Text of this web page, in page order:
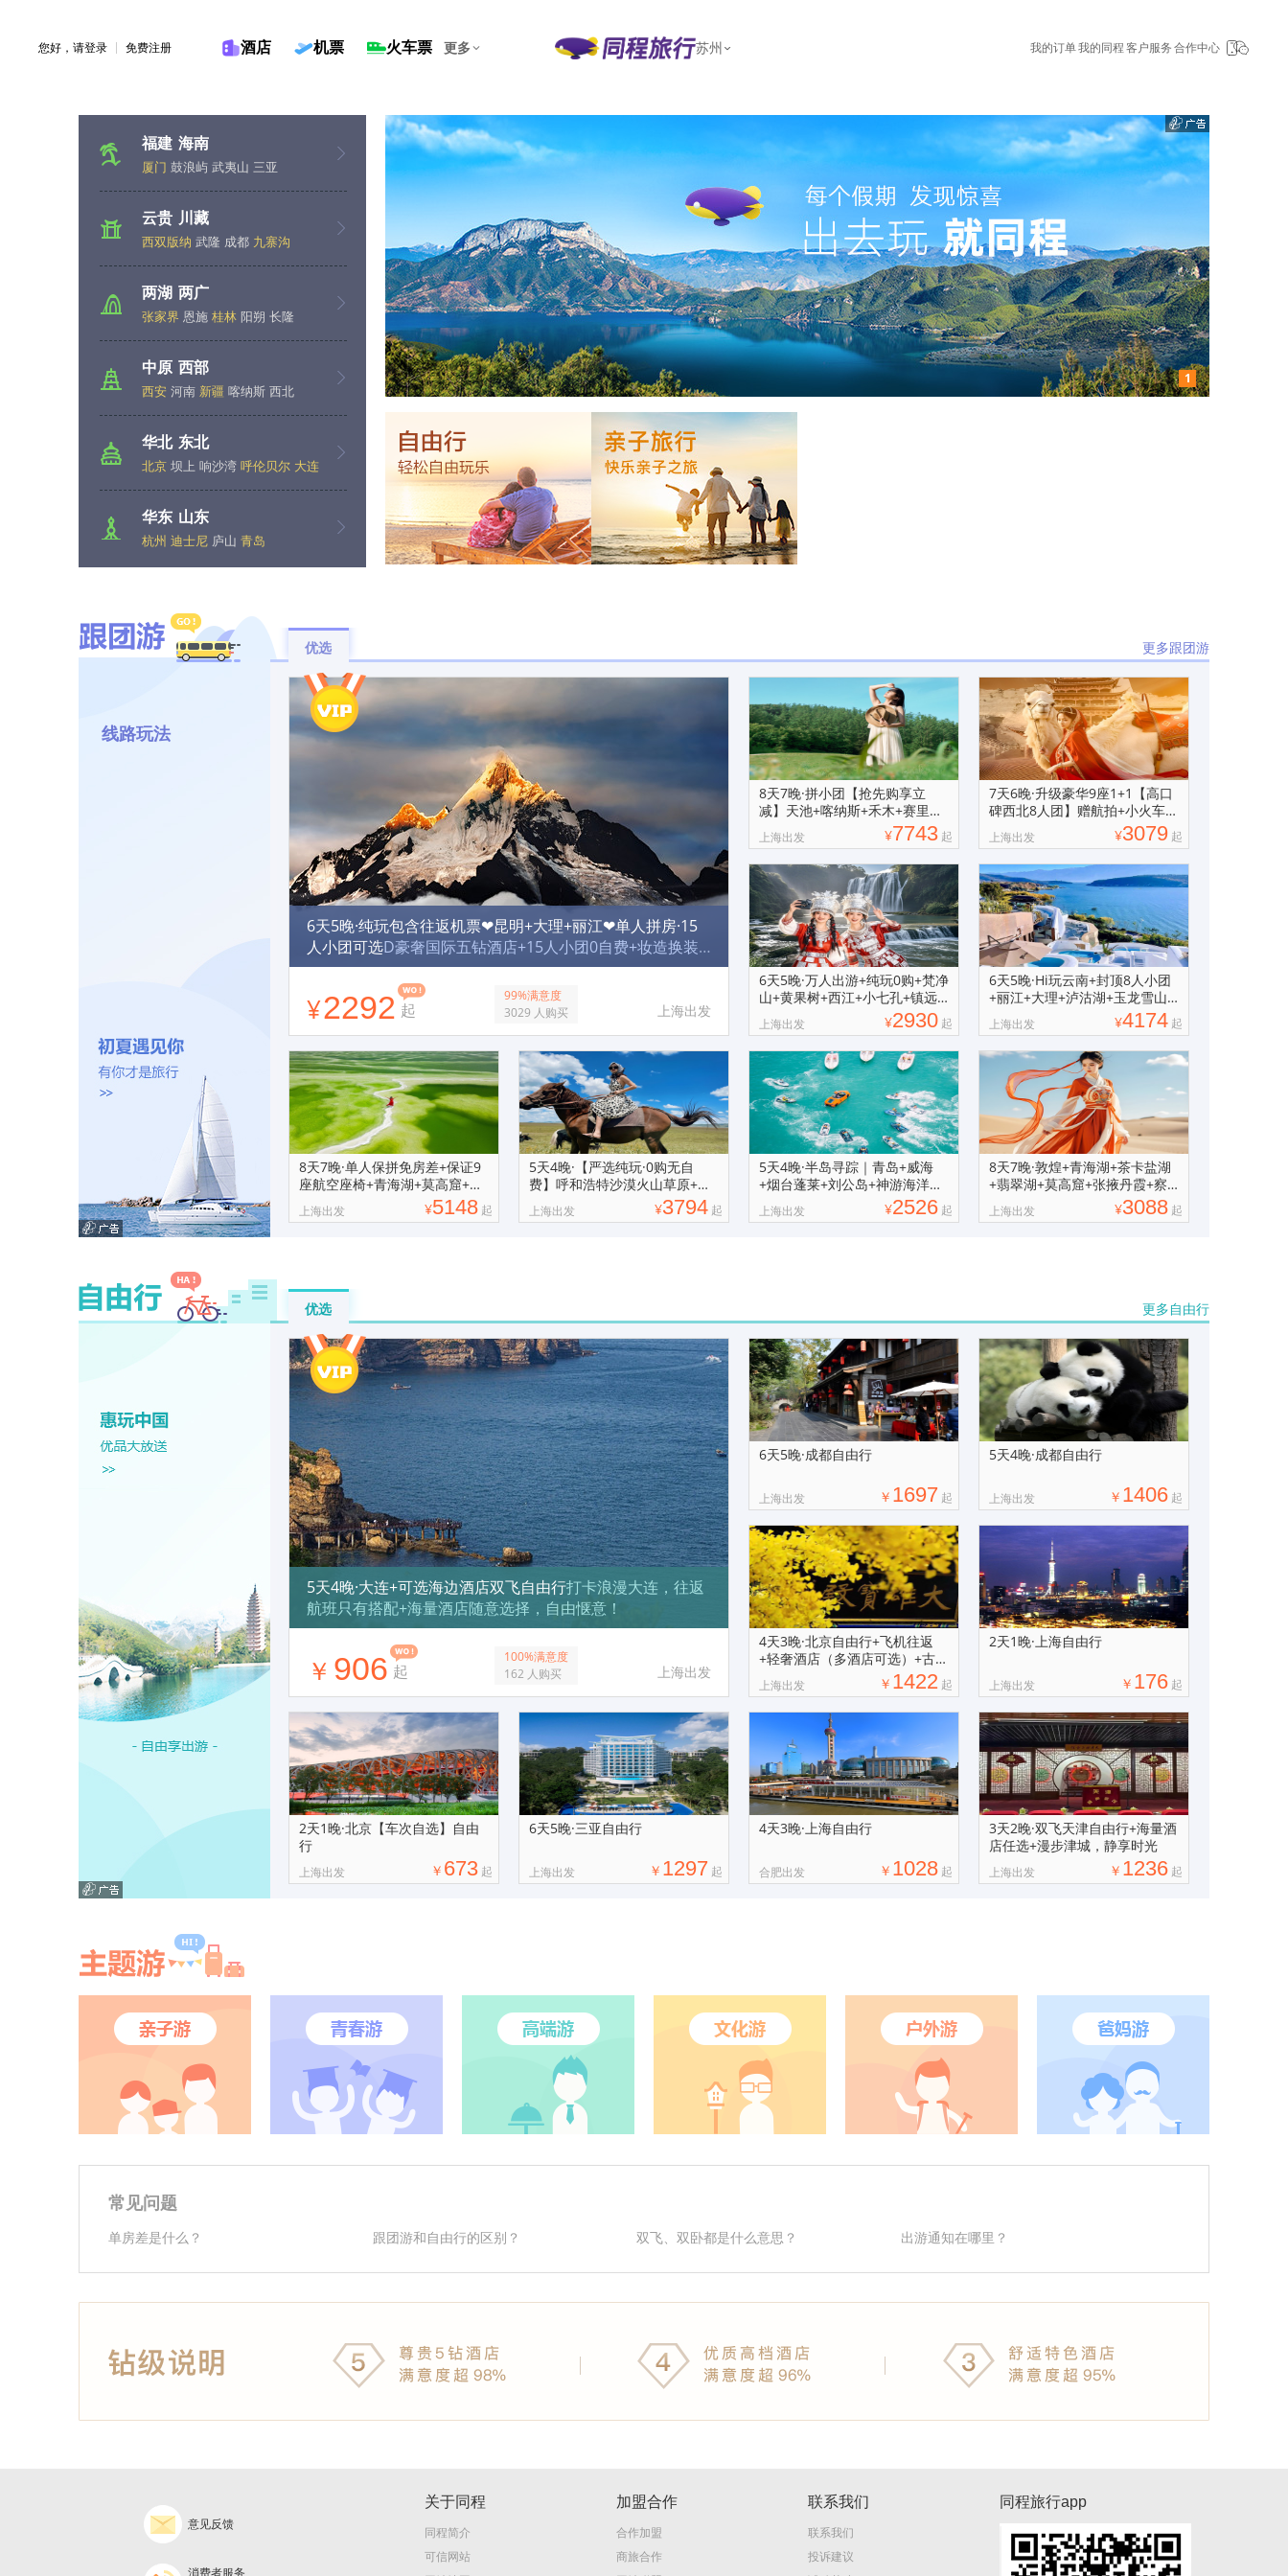
您好，请登录 免费注册 酒店 机票 火车票 更多 苏州 我的订单我的同程 客户服务 合作中心
福建 海南
厦门 鼓浪屿 武夷山 三亚
云贵 川藏
西双版纳 武隆 成都 九寨沟
两湖 两广
张家界 恩施 桂林 阳朔 长隆
中原 西部
西安 河南 新疆 喀纳斯 西北
华北 东北
北京 坝上 响沙湾 呼伦贝尔 大连
伊春 五大连池
华东 山东
杭州 迪士尼 庐山 青岛
1
优选 更多跟团游
线路玩法
6天5晚·纯玩包含往返机票❤昆明+大理+丽江❤单人拼房·15
人小团可选D豪奢国际五钻酒店+15人小团0自费+妆造换装
旅拍+动车返昆 『千人爆品榜单01』一站式精华景点畅游！
B懒人9点出发+陆地头等舱+拼房免补房差
¥2292 起
99%满意度
3029 人购买
上海出发
8天7晚·拼小团【抢先购享立
减】天池+喀纳斯+禾木+赛里木
湖+那拉提
上海出发 ¥7743 起
7天6晚·升级豪华9座1+1【高口
碑西北8人团】赠航拍+小火车
+骑骆驼
上海出发 ¥3079 起
6天5晚·万人出游+纯玩0购+梵净
山+黄果树+西江+小七孔+镇远
跟团游
上海出发 ¥2930 起
6天5晚·Hi玩云南+封顶8人小团
+丽江+大理+泸沽湖+玉龙雪山
+洱海
上海出发 ¥4174 起
8天7晚·单人保拼免房差+保证9
座航空座椅+青海湖+莫高窟+丹
霞拼小团
上海出发 ¥5148 起
5天4晚·【严选纯玩·0购无自
费】呼和浩特沙漠火山草原+诈
马宴+响沙湾
上海出发 ¥3794 起
5天4晚·半岛寻踪｜青岛+威海
+烟台蓬莱+刘公岛+神游海洋世
界+八仙渡
上海出发 ¥2526 起
8天7晚·敦煌+青海湖+茶卡盐湖
+翡翠湖+莫高窟+张掖丹霞+察
尔汗盐湖
上海出发 ¥3088 起
优选 更多自由行
5天4晚·大连+可选海边酒店双飞自由行打卡浪漫大连，往返
航班只有搭配+海量酒店随意选择，自由惬意！
￥ 906 起
100%满意度
162 人购买
上海出发
6天5晚·成都自由行
上海出发 ￥ 1697 起
5天4晚·成都自由行
上海出发 ￥ 1406 起
4天3晚·北京自由行+飞机往返
+轻奢酒店（多酒店可选）+古都
慢韵
上海出发 ￥ 1422 起
2天1晚·上海自由行
上海出发 ￥ 176 起
2天1晚·北京【车次自选】自由
行
上海出发 ￥ 673 起
6天5晚·三亚自由行
上海出发 ￥ 1297 起
4天3晚·上海自由行
合肥出发 ￥ 1028 起
3天2晚·双飞天津自由行+海量酒
店任选+漫步津城，静享时光
上海出发 ￥ 1236 起
常见问题
单房差是什么？ 跟团游和自由行的区别？ 双飞、双卧都是什么意思？ 出游通知在哪里？
意见反馈
消费者服务
关于同程
同程简介
可信网站
加盟合作
合作加盟
商旅合作
联系我们
联系我们
投诉建议
同程旅行app